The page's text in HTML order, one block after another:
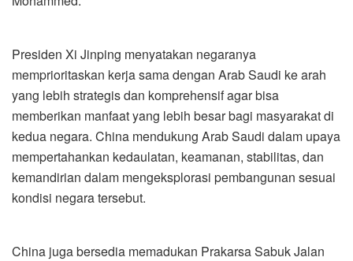
Presiden Xi Jinping menyatakan negaranya
memprioritaskan kerja sama dengan Arab Saudi ke arah
yang lebih strategis dan komprehensif agar bisa
memberikan manfaat yang lebih besar bagi masyarakat di
kedua negara. China mendukung Arab Saudi dalam upaya
mempertahankan kedaulatan, keamanan, stabilitas, dan
kemandirian dalam mengeksplorasi pembangunan sesuai
kondisi negara tersebut.
China juga bersedia memadukan Prakarsa Sabuk Jalan